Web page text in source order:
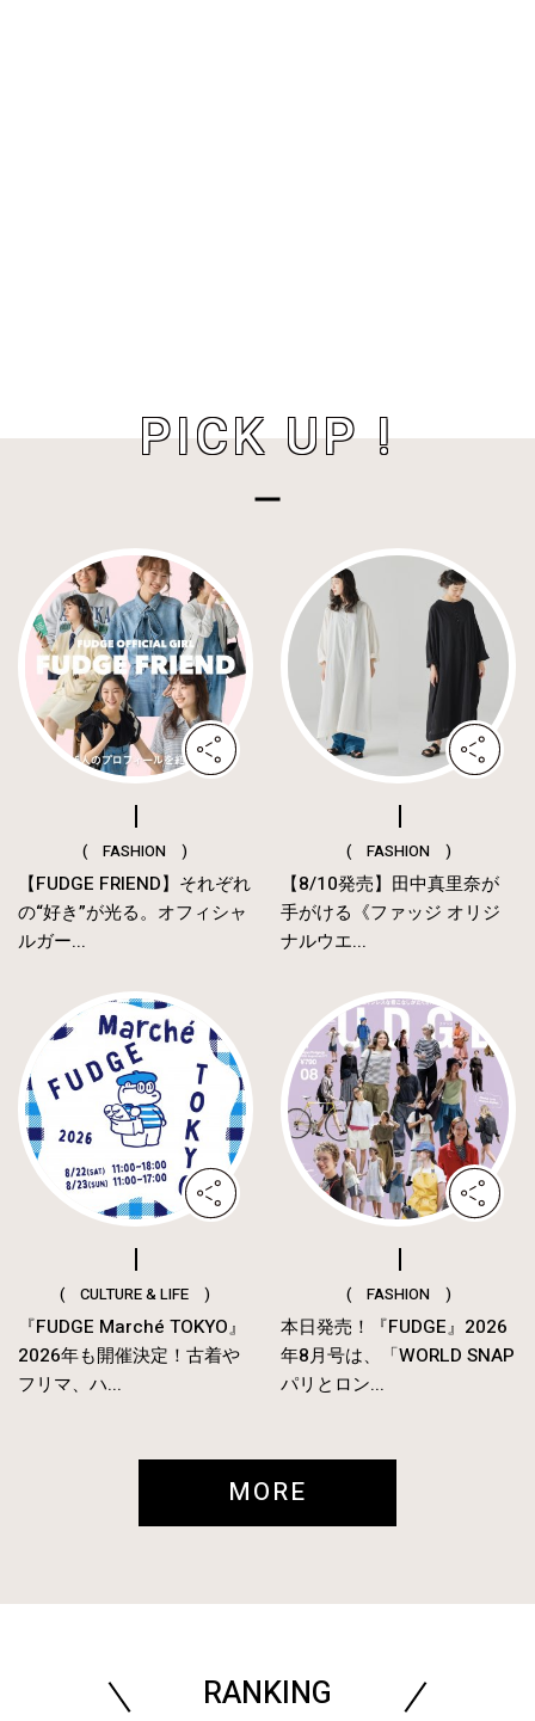
PICK UP !
( FASHION )
【FUDGE FRIEND】それぞれ
の“好き”が光る。オフィシャ
ルガー...
( FASHION )
【8/10発売】田中真里奈が
手がける《ファッジ オリジ
ナルウエ...
( CULTURE & LIFE )
『FUDGE Marché TOKYO』
2026年も開催決定！古着や
フリマ、ハ...
( FASHION )
本日発売！『FUDGE』2026
年8月号は、「WORLD SNAP
パリとロン...
MORE
RANKING